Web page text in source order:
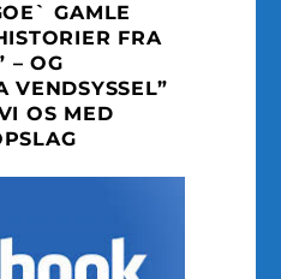
GAMLE
FRA
– OG
VENDSYSSEL”
OS MED